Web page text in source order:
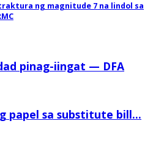
ng magnitude 7 na lindol sa
pinag-iingat — DFA
papel sa substitute bill...